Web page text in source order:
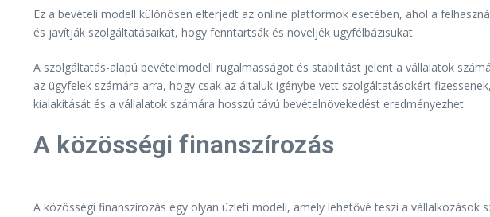
Ez a bevételi modell különösen elterjedt az online platformok esetében, ahol a
és javítják szolgáltatásaikat, hogy fenntartsák és növeljék ügyfélbázisukat.
A szolgáltatás-alapú bevételmodell rugalmasságot és stabilitást jelent a vállalatok
az ügyfelek számára arra, hogy csak az általuk igénybe vett szolgáltatásokért
kialakítását és a vállalatok számára hosszú távú bevételnövekedést eredményezhet.
A közösségi finanszírozás
A közösségi finanszírozás egy olyan üzleti modell, amely lehetővé teszi a